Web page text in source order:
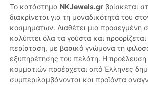
Το κατάστημα NKJewels.gr βρίσκεται
διακρίνεται για τη μοναδικότητά του
κοσμημάτων. Διαθέτει μια προσεγμένη
καλύπτει όλα τα γούστα και προορίζεται
περίσταση, με βασικό γνώμονα τη
εξυπηρέτησης του πελάτη. Η
κομματιών προέρχεται από Έλληνες
συμπεριλαμβάνονται και προϊόντα